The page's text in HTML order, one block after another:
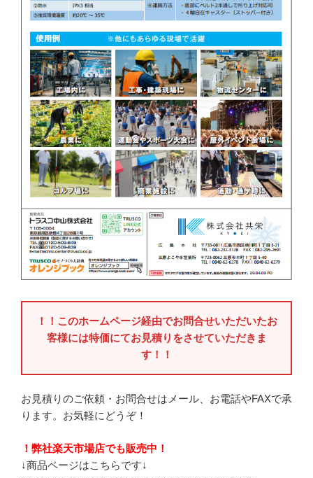
！！このホームページ経由でお問合せいただいたお
客様には特価にてお見積りをさせていただきま
す！！
お見積りのご依頼・お問合せはメール、お電話やFAXで承
ります。お気軽にどうぞ！
！弊社楽天市場店でも販売中！
↓商品ページはこちらです↓